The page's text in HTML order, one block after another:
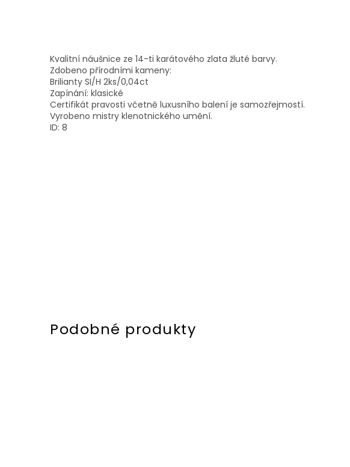
Kvalitní náušnice ze 14-ti karátového zlata žluté barvy.
Zdobeno přírodními kameny:
Brilianty SI/H 2ks/0,04ct
Zapínání: klasické
Certifikát pravosti včetně luxusního balení je samozřejmostí.
Vyrobeno mistry klenotnického umění.
ID: 8